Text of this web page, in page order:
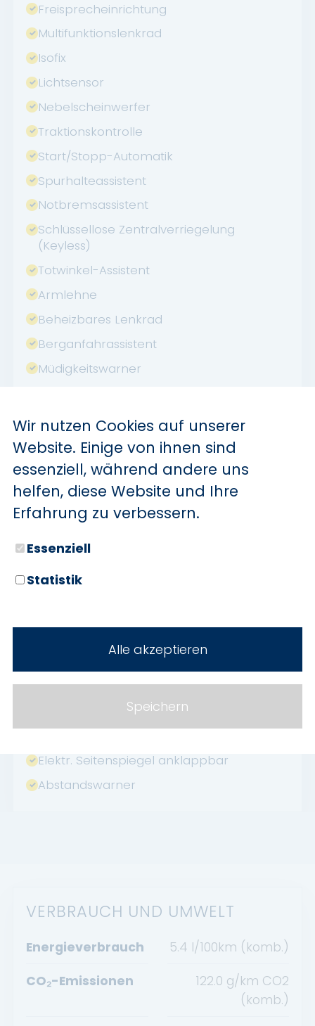
Freisprecheinrichtung
Multifunktionslenkrad
Isofix
Lichtsensor
Nebelscheinwerfer
Traktionskontrolle
Start/Stopp-Automatik
Spurhalteassistent
Notbremsassistent
Schlüssellose Zentralverriegelung
(Keyless)
Totwinkel-Assistent
Armlehne
Beheizbares Lenkrad
Berganfahrassistent
Müdigkeitswarner
Reifendruckkontrolle
Touchscreen
USB
Verkehrszeichenerkennung
Sommerreifen
Abstandswarner
Android Auto
Geschwindigkeitsbegrenzer
HU neu
Fernlichtassistent
Elektr. Seitenspiegel anklappbar
Abstandswarner
VERBRAUCH UND UMWELT
Energieverbrauch
5.4 l/100km (komb.)
CO₂-Emissionen
122.0 g/km CO2
(komb.)
Wir nutzen Cookies auf unserer
Website. Einige von ihnen sind
essenziell, während andere uns
helfen, diese Website und Ihre
Erfahrung zu verbessern.
Essenziell
Statistik
Alle akzeptieren
Speichern